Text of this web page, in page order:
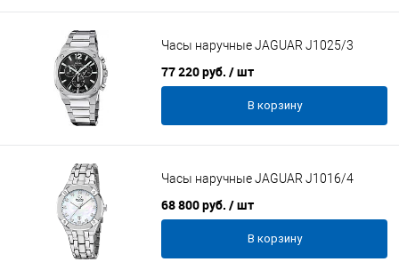
Часы наручные JAGUAR J1025/3
77 220 руб. / шт
В корзину
Часы наручные JAGUAR J1016/4
68 800 руб. / шт
В корзину